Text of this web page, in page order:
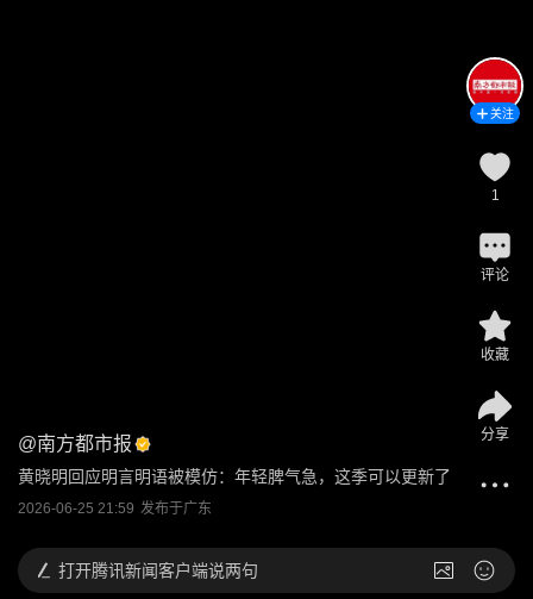
@南方都市报
黄晓明回应明言明语被模仿：年轻脾气急，这季可以更新了
2026-06-25 21:59 发布于广东
关注
1
评论
收藏
分享
打开腾讯新闻客户端说两句